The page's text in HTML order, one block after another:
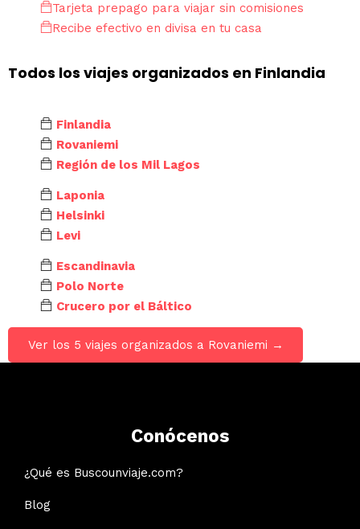
Tarjeta prepago para viajar sin comisiones
Recibe efectivo en divisa en tu casa
Todos los viajes organizados en Finlandia
Finlandia
Rovaniemi
Región de los Mil Lagos
Laponia
Helsinki
Levi
Escandinavia
Polo Norte
Crucero por el Báltico
Ver los 5 viajes organizados a Rovaniemi →
Conócenos
¿Qué es Buscounviaje.com?
Blog